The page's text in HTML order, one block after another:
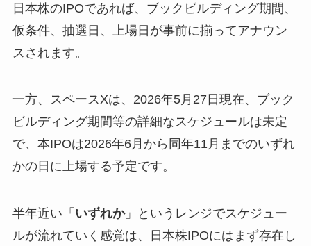
日本株のIPOであれば、ブックビルディング期間、
仮条件、抽選日、上場日が事前に揃ってアナウン
スされます。
一方、スペースXは、2026年5月27日現在、ブック
ビルディング期間等の詳細なスケジュールは未定
で、本IPOは2026年6月から同年11月までのいずれ
かの日に上場する予定です。
半年近い「 いずれか」というレンジでスケジュー
ルが流れていく感覚は、日本株IPOにはまず存在し